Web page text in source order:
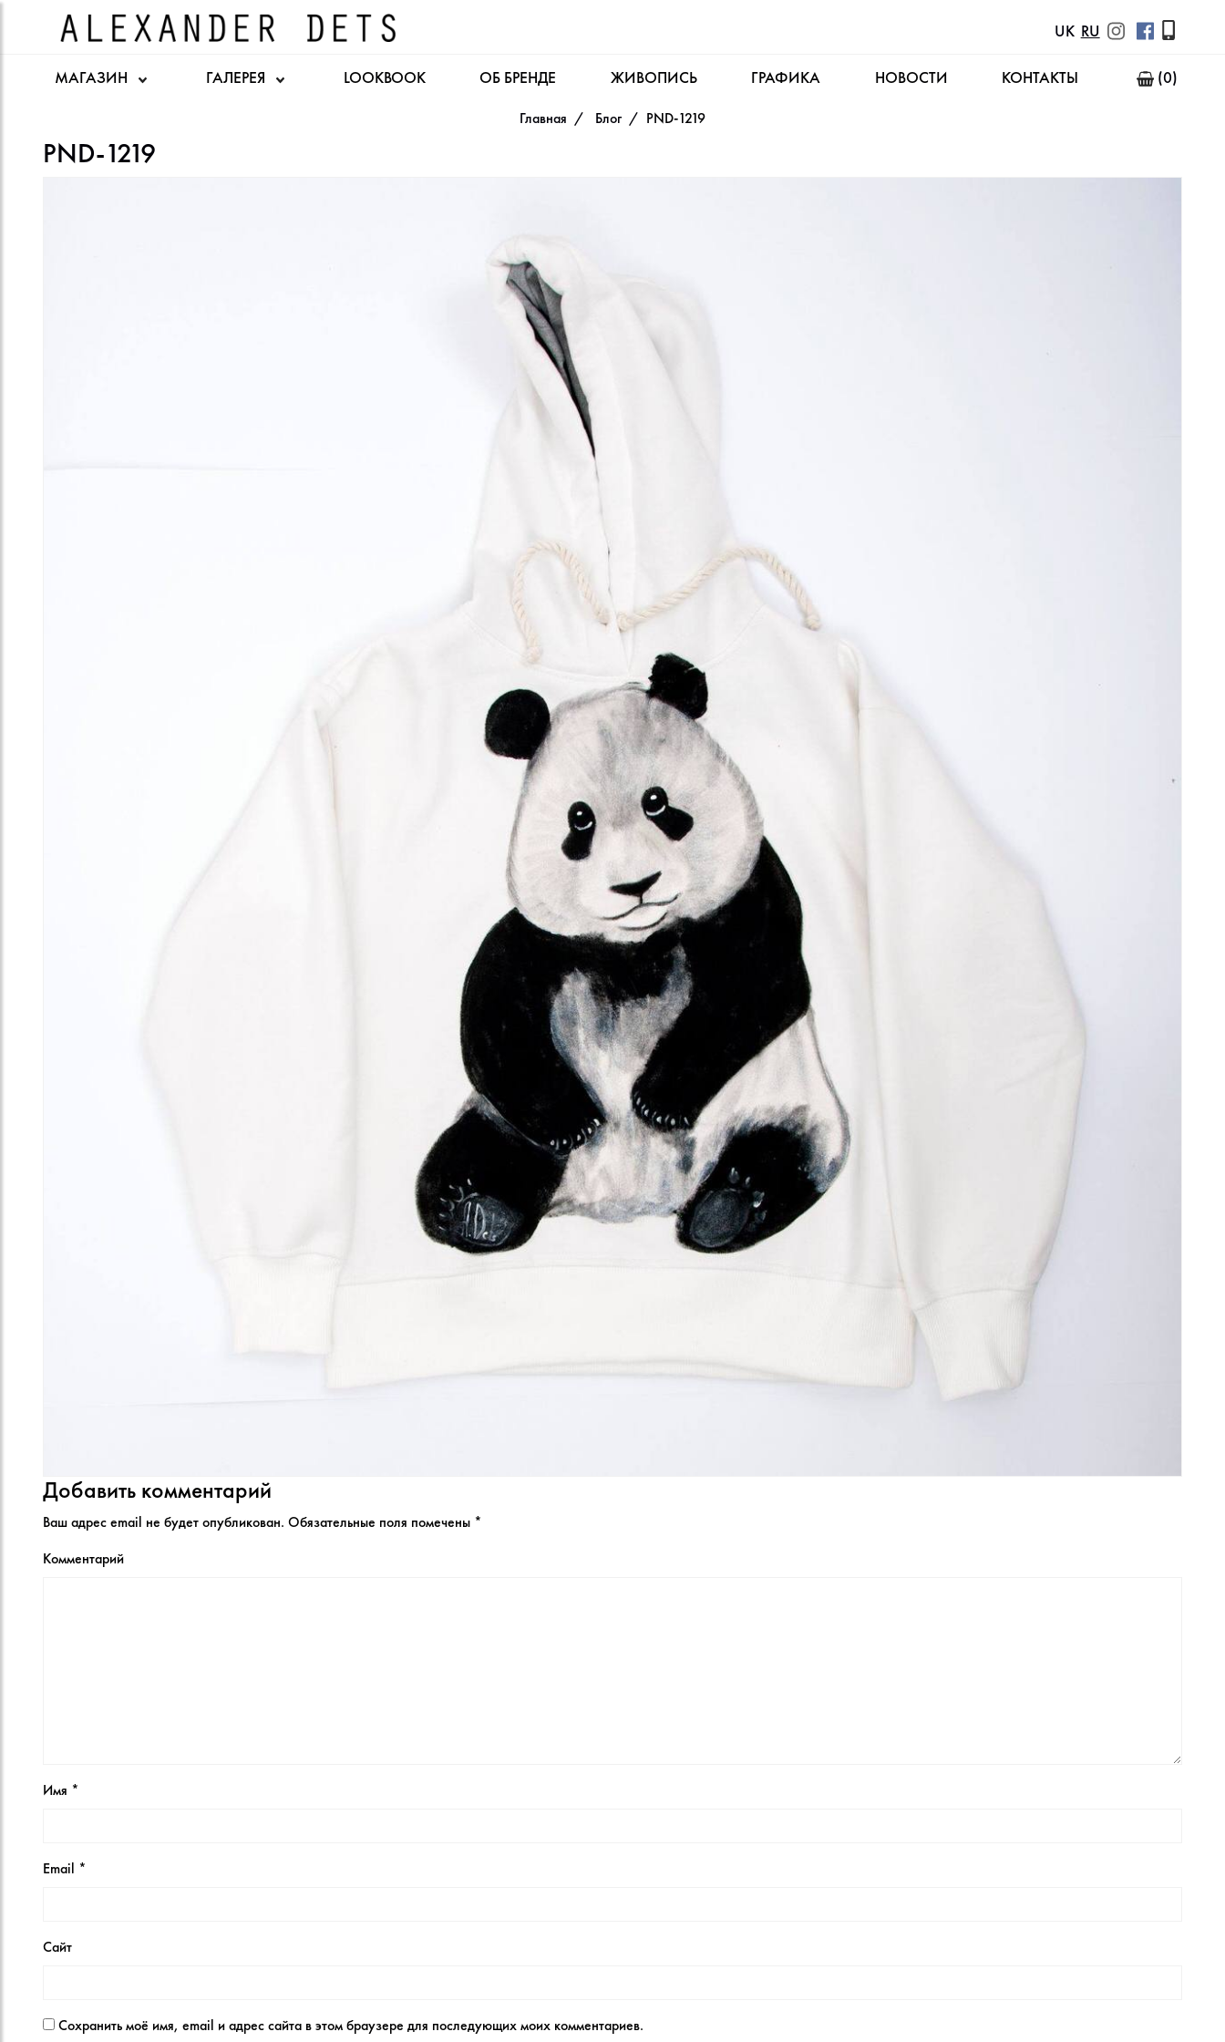
UK RU
МАГАЗИН ГАЛЕРЕЯ LOOKBOOK ОБ БРЕНДЕ ЖИВОПИСЬ ГРАФИКА НОВОСТИ КОНТАКТЫ (0)
Главная Блог PND-1219
PND-1219
Добавить комментарий
Ваш адрес email не будет опубликован. Обязательные поля помечены *
Комментарий
Имя *
Email *
Сайт
Сохранить моё имя, email и адрес сайта в этом браузере для последующих моих комментариев.